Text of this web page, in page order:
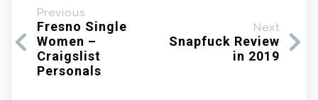
Previous
Fresno Single
Women –
Craigslist
Personals
Next
Snapfuck Review
in 2019